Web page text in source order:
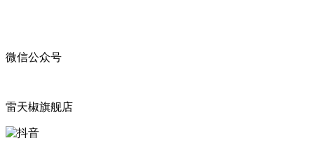
微信公众号
雷天椒旗舰店